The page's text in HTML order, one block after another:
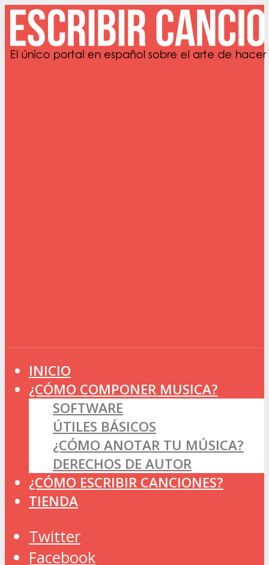
INICIO
¿CÓMO COMPONER MUSICA?
SOFTWARE
ÚTILES BÁSICOS
¿CÓMO ANOTAR TU MÚSICA?
DERECHOS DE AUTOR
¿CÓMO ESCRIBIR CANCIONES?
TIENDA
Twitter
Facebook